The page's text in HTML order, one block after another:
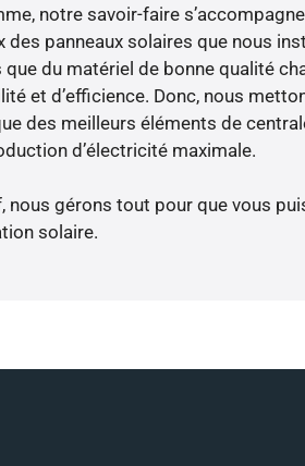
notre savoir-faire
des panneaux solaires que nous
que du matériel de bonne qualité
et d’efficience. Donc, nous
des meilleurs éléments de
d’électricité maximale.
nous gérons tout pour que vous
solaire.